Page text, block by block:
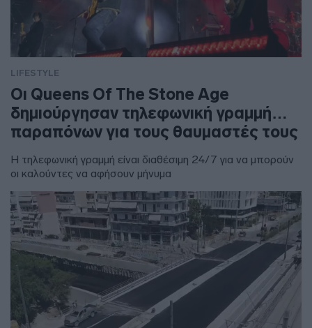
LIFESTYLE
Οι Queens Of The Stone Age
δημιούργησαν τηλεφωνική γραμμή…
παραπόνων για τους θαυμαστές τους
Η τηλεφωνική γραμμή είναι διαθέσιμη 24/7 για να μπορούν
οι καλούντες να αφήσουν μήνυμα